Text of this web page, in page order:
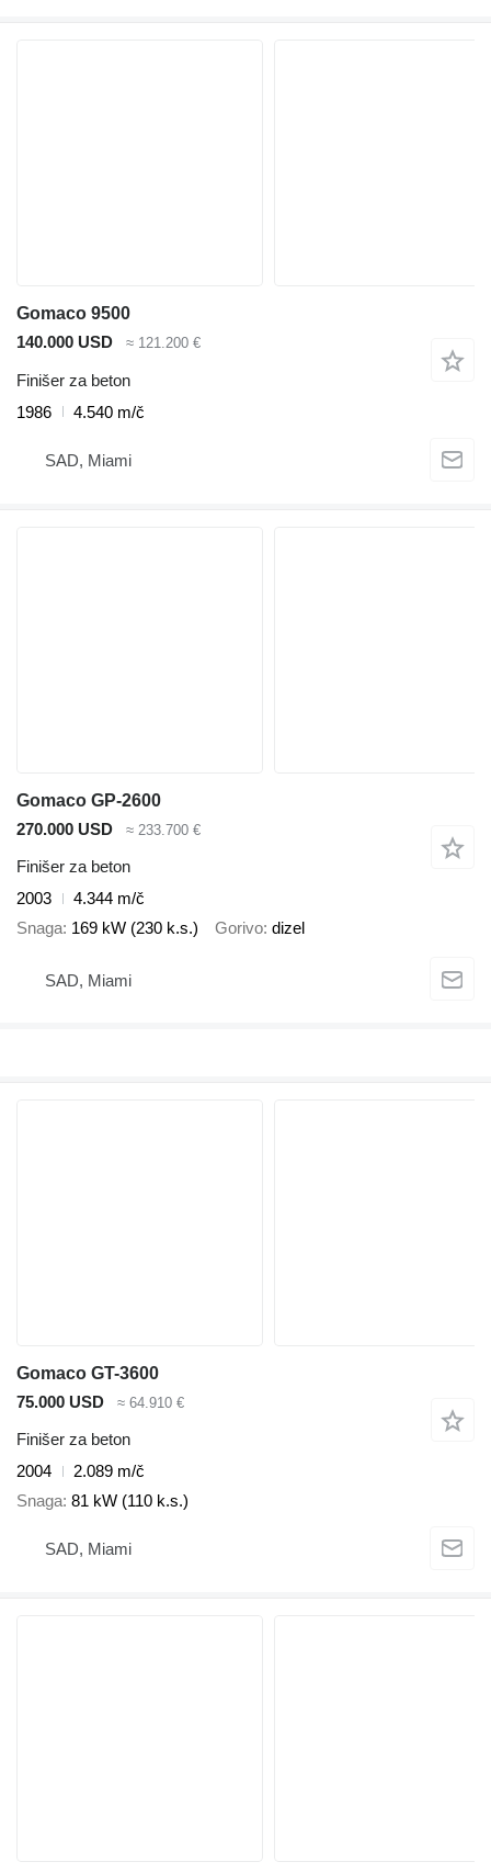
Gomaco 9500
140.000 USD
≈ 121.200 €
Finišer za beton
1986
4.540 m/č
SAD, Miami
Gomaco GP-2600
270.000 USD
≈ 233.700 €
Finišer za beton
2003
4.344 m/č
Snaga 169 kW (230 k.s.) Gorivo dizel
SAD, Miami
Gomaco GT-3600
75.000 USD
≈ 64.910 €
Finišer za beton
2004
2.089 m/č
Snaga 81 kW (110 k.s.)
SAD, Miami